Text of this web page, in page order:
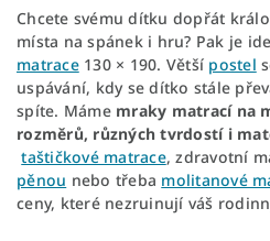
Chcete svému dítku dopřát
místa na spánek i hru? Pak je
matrace130 × 190. Větší postel
uspávání, kdy se dítko stále
spíte. Máme mraky matrací na
rozměrů, různých tvrdostí i
taštičkové matrace, zdravotní
pěnou nebo třeba molitanové
ceny, které nezruinují váš